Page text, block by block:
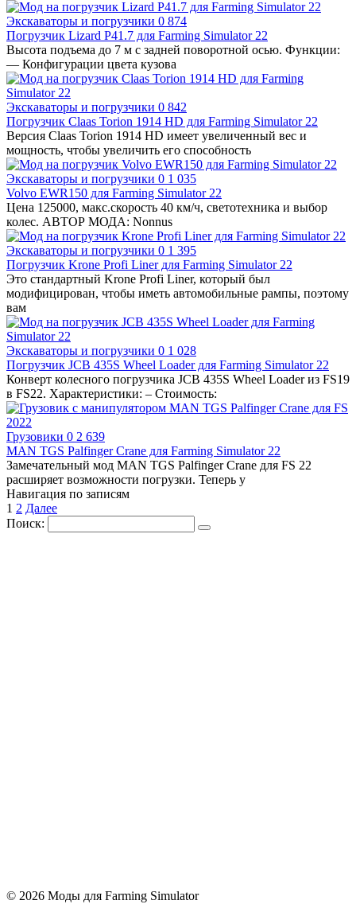
Экскаваторы и погрузчики 0 874
Погрузчик Lizard P41.7 для Farming Simulator 22
Высота подъема до 7 м с задней поворотной осью. Функции:
— Конфигурации цвета кузова
Экскаваторы и погрузчики 0 842
Погрузчик Claas Torion 1914 HD для Farming Simulator 22
Версия Claas Torion 1914 HD имеет увеличенный вес и
мощность, чтобы увеличить его способность
Экскаваторы и погрузчики 0 1 035
Volvo EWR150 для Farming Simulator 22
Цена 125000, макс.скорость 40 км/ч, светотехника и выбор
колес. АВТОР МОДА: Nonnus
Экскаваторы и погрузчики 0 1 395
Погрузчик Krone Profi Liner для Farming Simulator 22
Это стандартный Krone Profi Liner, который был
модифицирован, чтобы иметь автомобильные рампы, поэтому
вам
Экскаваторы и погрузчики 0 1 028
Погрузчик JCB 435S Wheel Loader для Farming Simulator 22
Конверт колесного погрузчика JCB 435S Wheel Loader из FS19
в FS22. Характеристики: – Стоимость:
Грузовики 0 2 639
MAN TGS Palfinger Crane для Farming Simulator 22
Замечательный мод MAN TGS Palfinger Crane для FS 22
расширяет возможности погрузки. Теперь у
Навигация по записям
1 2 Далее
Поиск:
© 2026 Моды для Farming Simulator